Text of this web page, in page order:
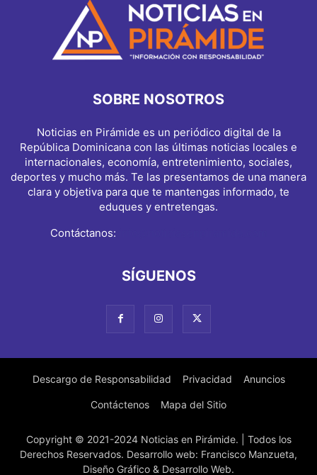
SOBRE NOSOTROS
Noticias en Pirámide es un periódico digital de la
República Dominicana con las últimas noticias locales e
internacionales, economía, entretenimiento, sociales,
deportes y mucho más. Te las presentamos de una manera
clara y objetiva para que te mantengas informado, te
eduques y entretengas.
Contáctanos:
SÍGUENOS
Descargo de Responsabilidad Privacidad Anuncios
Contáctenos Mapa del Sitio
Copyright © 2021-2024 Noticias en Pirámide. | Todos los
Derechos Reservados. Desarrollo web: Francisco Manzueta,
Diseño Gráfico & Desarrollo Web.